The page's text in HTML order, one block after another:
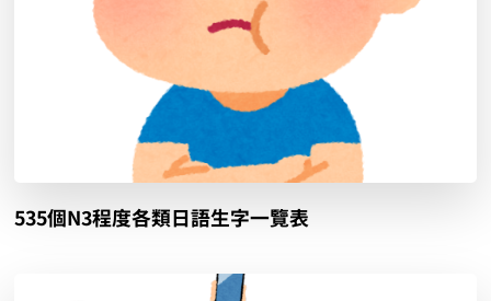
535個N3程度各類日語生字一覽表